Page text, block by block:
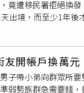
的行為，強調此類
人、假結婚，白瑜也
人與社會皆無益。
人名譽、工作、甚
報案，尊重「偵查
嘲笑、害怕面對更
個人底線時，應以
發後，許多人批評
應：「關於那支影
強調往後在內容製
竟遭移民署拒絕換
出境，而至少1年
颱風搞得西半部路
鴦心裡更是無聲地
行啊」阮妹直指竟
識阮妹，今年3月還
高等行政法院聲請
部提起訴願，接下
友開帳戶換萬
子帶小弟向群眾所
弱勢族群急需要錢